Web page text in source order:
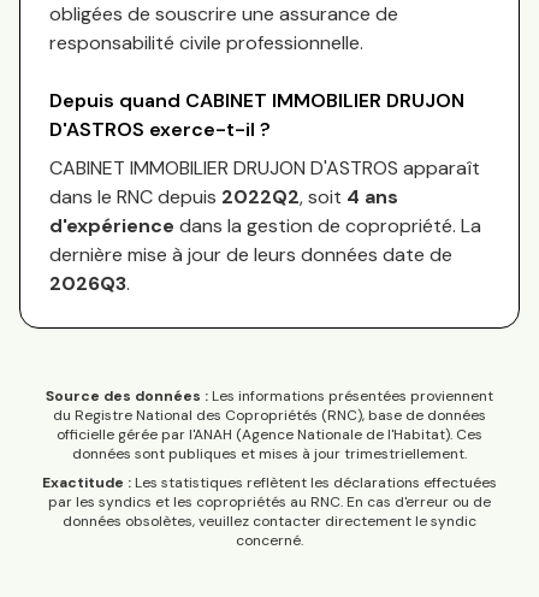
obligées de souscrire une assurance de
responsabilité civile professionnelle.
Depuis quand CABINET IMMOBILIER DRUJON
D'ASTROS exerce-t-il ?
CABINET IMMOBILIER DRUJON D'ASTROS apparaît
dans le RNC depuis 2022Q2, soit 4 ans
d'expérience dans la gestion de copropriété. La
dernière mise à jour de leurs données date de
2026Q3.
Source des données : Les informations présentées proviennent
du Registre National des Copropriétés (RNC), base de données
officielle gérée par l'ANAH (Agence Nationale de l'Habitat). Ces
données sont publiques et mises à jour trimestriellement.
Exactitude : Les statistiques reflètent les déclarations effectuées
par les syndics et les copropriétés au RNC. En cas d'erreur ou de
données obsolètes, veuillez contacter directement le syndic
concerné.